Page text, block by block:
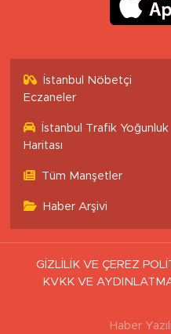
İstanbul Nöbetçi
Eczaneler
İstanbul Trafik Yoğunluk
Haritası
Tüm Manşetler
Haber Arşivi
GİZLİLİK VE ÇEREZ
KVKK VE
Haber